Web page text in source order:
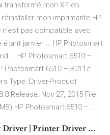
transformé mon XP en
mon imprimante HP
n'est pas compatible avec
janvier … HP Photosmart
… HP Photosmart 6510 –
Photosmart 6510 – B211e
Type: Driver-Product
Release: Nov 27, 2015 File:
HP Photosmart 6510 – …
Driver | Printer Driver …